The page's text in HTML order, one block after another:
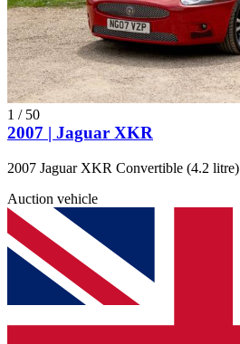
1 / 50
2007 | Jaguar XKR
2007 Jaguar XKR Convertible (4.2 litre)
Auction vehicle